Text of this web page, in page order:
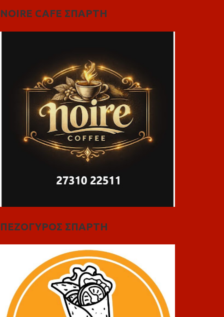
NOIRE CAFE ΣΠΑΡΤΗ
ΠΕΖΟΓΥΡΟΣ ΣΠΑΡΤΗ